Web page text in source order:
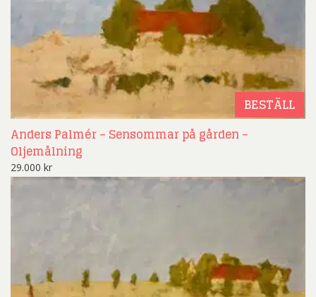
BESTÄLL
Anders Palmér – Sensommar på gården –
Oljemålning
29.000 kr